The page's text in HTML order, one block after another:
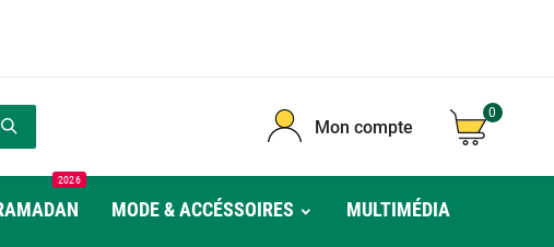
Mon compte
0
2026
MODE & ACCÉSSOIRES MULTIMÉDIA